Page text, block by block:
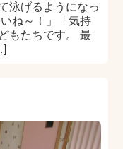
泳げるようになっ
ね～！」「気持
もたちです。 最